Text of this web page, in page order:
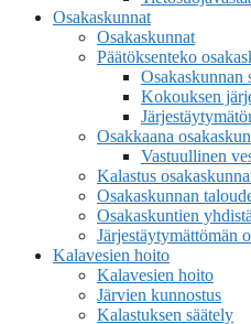
Osakaskunnat
Osakaskunnat
Päätöksenteko
Osakaskunnan
Kokouksen
Osakkaana
Vastuullinen
Kalastus
Osakaskunnan
Osakaskuntien
Järjestäytymättömän
Kalavesien hoito
Kalavesien hoito
Järvien kunnostus
Kalastuksen säätely